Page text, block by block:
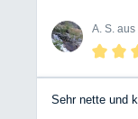
das alles
KANN ES
ANS BW TEAM
A. S.
Sehr nette und